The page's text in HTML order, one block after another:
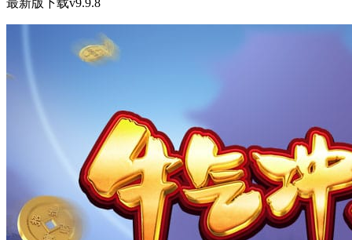
最新版下载v9.9.8